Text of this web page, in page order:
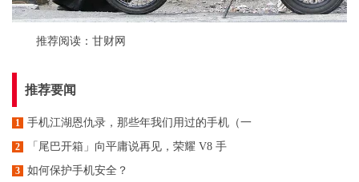
推荐阅读： 甘财网
推荐要闻
1 手机江湖恩仇录，那些年我们用过的手机（一
2 「尾巴开箱」向平庸说再见，荣耀 V8 手
3 如何保护手机安全？